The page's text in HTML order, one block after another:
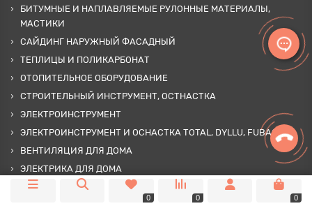
БИТУМНЫЕ И НАПЛАВЛЯЕМЫЕ РУЛОННЫЕ МАТЕРИАЛЫ,
МАСТИКИ
САЙДИНГ НАРУЖНЫЙ ФАСАДНЫЙ
ТЕПЛИЦЫ И ПОЛИКАРБОНАТ
ОТОПИТЕЛЬНОЕ ОБОРУДОВАНИЕ
СТРОИТЕЛЬНЫЙ ИНСТРУМЕНТ, ОСТНАСТКА
ЭЛЕКТРОИНСТРУМЕНТ
ЭЛЕКТРОИНСТРУМЕНТ И ОСНАСТКА TOTAL, DYLLU, FUBAG
ВЕНТИЛЯЦИЯ ДЛЯ ДОМА
ЭЛЕКТРИКА ДЛЯ ДОМА
САНТЕХНИКА ДЛЯ ДОМА
0 0 0